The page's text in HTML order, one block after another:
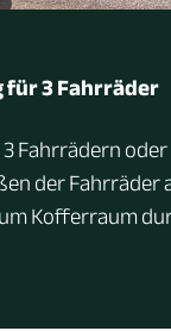
3 Fahrräder
Fahrrädern
der
Kofferraum